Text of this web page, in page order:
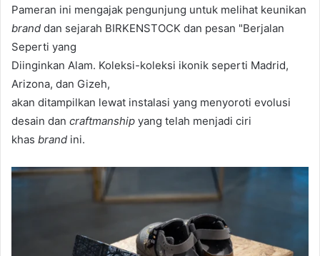
Pameran ini mengajak pengunjung untuk melihat keunikan
brand dan sejarah BIRKENSTOCK dan pesan "Berjalan
Seperti yang
Diinginkan Alam. Koleksi-koleksi ikonik seperti Madrid,
Arizona, dan Gizeh,
akan ditampilkan lewat instalasi yang menyoroti evolusi
desain dan craftmanship yang telah menjadi ciri
khas brand ini.